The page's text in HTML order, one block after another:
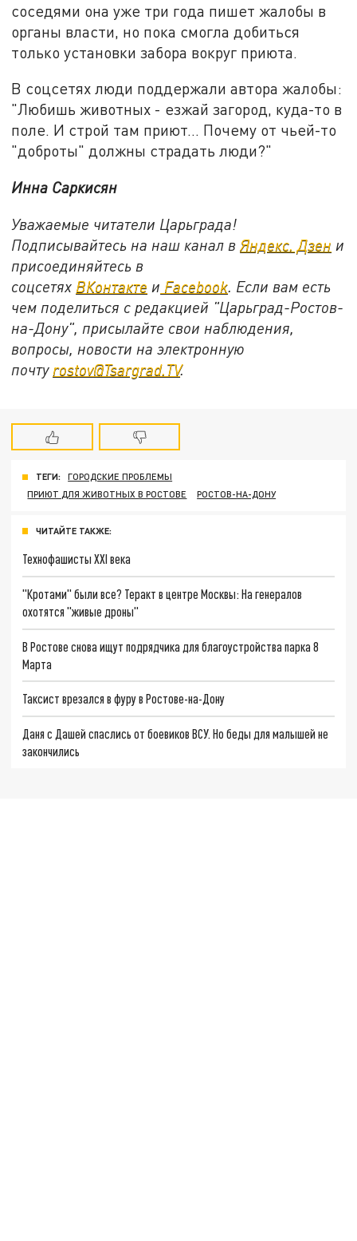
соседями она уже три года пишет жалобы в
органы власти, но пока смогла добиться
только установки забора вокруг приюта.
В соцсетях люди поддержали автора жалобы:
"Любишь животных - езжай загород, куда-то в
поле. И строй там приют… Почему от чьей-то
"доброты" должны страдать люди?"
Инна Саркисян
Уважаемые читатели Царьграда!
Подписывайтесь на наш канал вЯндекс. Дзен и
присоединяйтесь в
соцсетях ВКонтакте и Facebook. Если вам есть
чем поделиться с редакцией "Царьград-Ростов-
на-Дону", присылайте свои наблюдения,
вопросы, новости на электронную
почту rostov@Tsargrad.TV.
ТЕГИ:
ГОРОДСКИЕ ПРОБЛЕМЫ
ПРИЮТ ДЛЯ ЖИВОТНЫХ В РОСТОВЕ
РОСТОВ-НА-ДОНУ
ЧИТАЙТЕ ТАКЖЕ:
Технофашисты XXI века
"Кротами" были все? Теракт в центре Москвы: На генералов
охотятся "живые дроны"
В Ростове снова ищут подрядчика для благоустройства парка 8
Марта
Таксист врезался в фуру в Ростове-на-Дону
Даня с Дашей спаслись от боевиков ВСУ. Но беды для малышей не
закончились